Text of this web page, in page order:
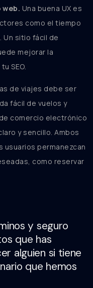
Una buena UX es
como el tiempo
Un sitio fácil de
mejorar la
SEO.
de viajes debe ser
fácil de vuelos y
comercio electrónico
y sencillo. Ambos
usuarios permanezcan
como reservar
y seguro
que has
alguien si tiene
que hemos